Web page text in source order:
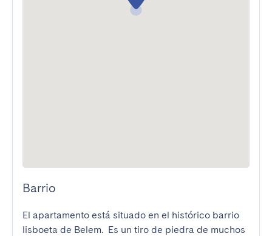
Barrio
El apartamento está situado en el histórico barrio
lisboeta de Belem.  Es un tiro de piedra de muchos